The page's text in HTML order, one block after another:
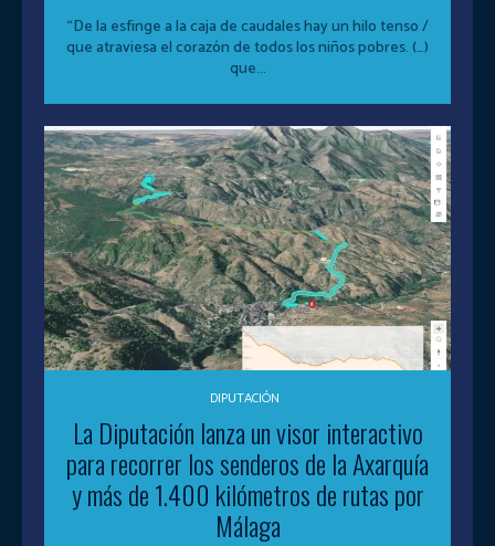
“De la esfinge a la caja de caudales hay un hilo tenso /
que atraviesa el corazón de todos los niños pobres. (…)
que...
DIPUTACIÓN
La Diputación lanza un visor interactivo
para recorrer los senderos de la Axarquía
y más de 1.400 kilómetros de rutas por
Málaga